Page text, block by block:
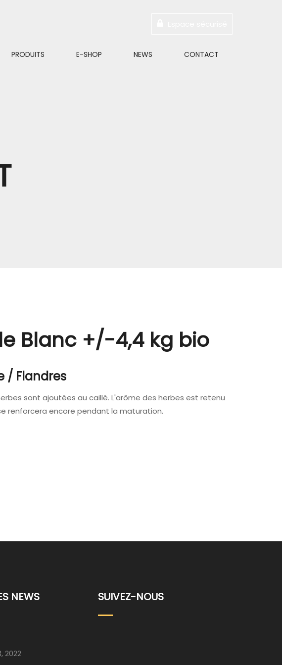
PRODUITS E-SHOP NEWS CONTACT
Blanc +/-4,4 kg bio
/ Flandres
sont ajoutées au caillé. L'arôme des herbes est retenu
renforcera encore pendant la maturation.
NEWS
2022
SUIVEZ-NOUS